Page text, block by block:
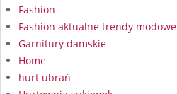
Fashion
Fashion aktualne trendy modowe
Garnitury damskie
Home
hurt ubrań